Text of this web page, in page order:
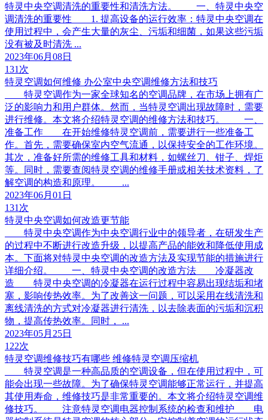
特灵中央空调清洗的重要性和清洗方法。 一、特灵中央空
调清洗的重要性 1. 提高设备的运行效率：特灵中央空调在
使用过程中，会产生大量的灰尘、污垢和细菌，如果这些污垢
没有被及时清洗 ...
2023年06月08日
131次
特灵空调如何维修 办公室中央空调维修方法和技巧
特灵空调作为一家全球知名的空调品牌，在市场上拥有广
泛的影响力和用户群体。然而，当特灵空调出现故障时，需要
进行维修。本文将介绍特灵空调的维修方法和技巧。 一、
准备工作 在开始维修特灵空调前，需要进行一些准备工
作。首先，需要确保室内空气流通，以保持安全的工作环境。
其次，准备好所需的维修工具和材料，如螺丝刀、钳子、焊炬
等。同时，需要查阅特灵空调的维修手册或相关技术资料，了
解空调的构造和原理。 ...
2023年06月01日
131次
特灵中央空调如何改造更节能
特灵中央空调作为中央空调行业中的领导者，在研发生产
的过程中不断进行改造升级，以提高产品的能效和降低使用成
本。下面将对特灵中央空调的改造方法及实现节能的措施进行
详细介绍。 一、特灵中央空调的改造方法 冷凝器改
造 特灵中央空调的冷凝器在运行过程中容易出现结垢和堵
塞，影响传热效率。为了改善这一问题，可以采用在线清洗和
离线清洗的方式对冷凝器进行清洗，以去除表面的污垢和沉积
物，提高传热效率。同时， ...
2023年05月25日
122次
特灵空调维修技巧有哪些 维修特灵空调压缩机
特灵空调是一种高品质的空调设备，但在使用过程中，可
能会出现一些故障。为了确保特灵空调能够正常运行，并提高
其使用寿命，维修技巧是非常重要的。本文将介绍特灵空调维
修技巧。 注意特灵空调电器控制系统的检查和维护 电